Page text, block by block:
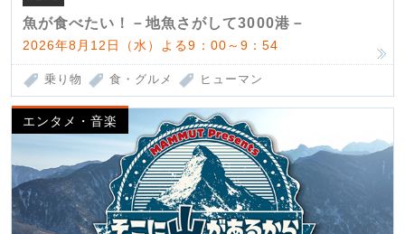
魚が食べたい！－地魚さがして3000港－
2026年8月12日（水）よる9：00～9：54
乗り物 食・グルメ ヒューマン
エンタメ・音楽